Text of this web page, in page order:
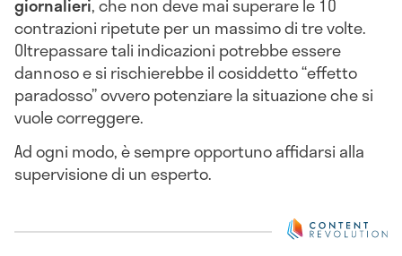
giornalieri, che non deve mai superare le 10
contrazioni ripetute per un massimo di tre volte.
Oltrepassare tali indicazioni potrebbe essere
dannoso e si rischierebbe il cosiddetto “effetto
paradosso” ovvero potenziare la situazione che si
vuole correggere.
Ad ogni modo, è sempre opportuno affidarsi alla
supervisione di un esperto.